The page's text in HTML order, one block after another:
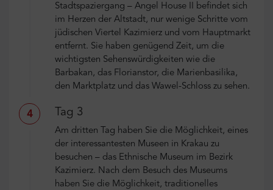
Stadtspaziergang – Angel House II befindet sich
im Herzen der Altstadt, nur wenige Schritte vom
jüdischen Viertel Kazimierz und vom Hauptmarkt
entfernt. Sie haben genügend Zeit, um die
wichtigsten Sehenswürdigkeiten wie die
Barbakan, das Florianstor, die Marienbasilika,
den Marktplatz und das Wawel-Schloss zu sehen.
4 Tag 3
Am dritten Tag haben Sie die Möglichkeit, eines
der interessantesten Museen in Krakau zu
besuchen – das Ethnische Museum im Bezirk
Kazimierz. Nach dem Besuch des Museums
haben Sie die Möglichkeit, traditionelles